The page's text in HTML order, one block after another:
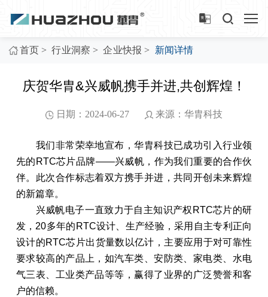
首页 > 行业洞察 > 企业快报 > 新闻详情
庆贺华胄&兴威帆携手并进,共创辉煌！
日期：2024-06-27 来源：华胄科技
我们非常荣幸地宣布，华胄科技已成功引入行业领
先的RTC芯片品牌——兴威帆，作为我们重要的合作伙
伴。此次合作标志着双方携手并进，共同开创未来辉煌
的新篇章。
兴威帆电子一直致力于自主知识产权RTC芯片的研
发，20多年的RTC设计、生产经验，采用自主专利正向
设计的RTC芯片出货量数以亿计，主要应用于对可靠性
要求较高的产品上，如汽车类、安防类、家电类、水电
气三表、工业类产品等等，赢得了业界的广泛赞誉和客
户的信赖。